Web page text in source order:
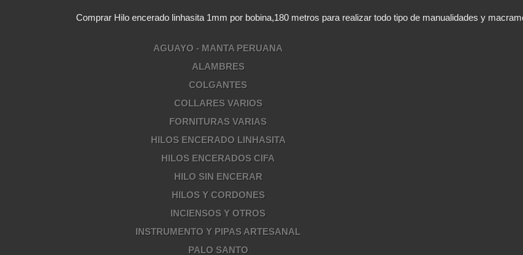
Comprar Hilo encerado linhasita 1mm por bobina,180 metros para realizar todo tipo de manualidades y
AGUAYO - MANTA PERUANA
ALAMBRES
COLGANTES
COLLARES VARIOS
FORNITURAS VARIAS
HILOS ENCERADO LINHASITA
HILOS ENCERADOS CIFA
HILO SIN ENCERAR
HILOS Y CORDONES
INCIENSOS Y OTROS
INSTRUMENTO Y PIPAS ARTESANAL
PALO SANTO